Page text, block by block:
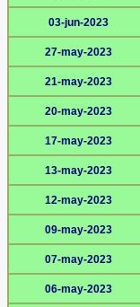
03-jun-2023
27-may-2023
21-may-2023
20-may-2023
17-may-2023
13-may-2023
12-may-2023
09-may-2023
07-may-2023
06-may-2023